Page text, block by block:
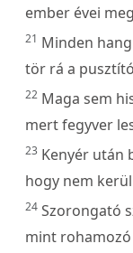
ember évei
21 Minden
tör rá a
22 Maga sem
mert fegyver
23 Kenyér után
hogy nem
24 Szorongató
mint rohamozó